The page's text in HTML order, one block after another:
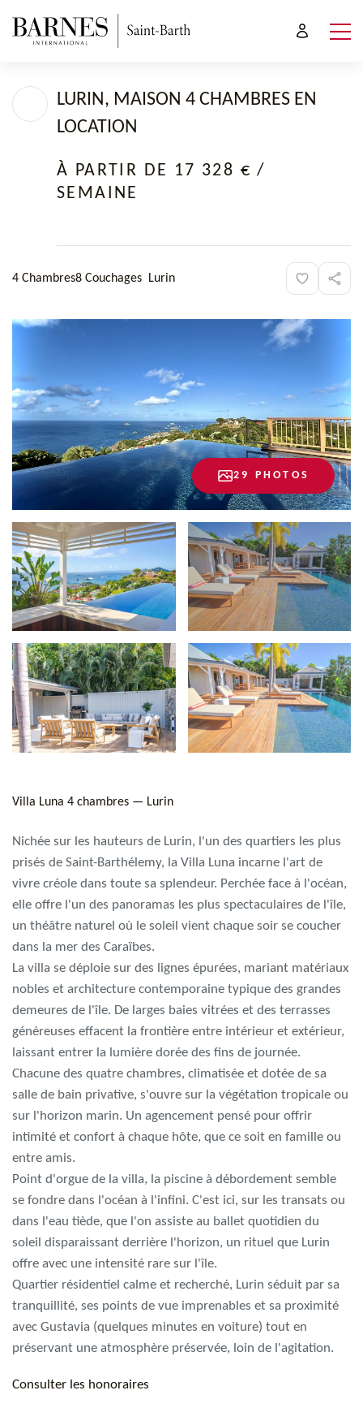
LURIN, MAISON 4 CHAMBRES EN
LOCATION
À PARTIR DE 17 328 €/
SEMAINE
4 Chambres8 Couchages Lurin
29 PHOTOS
Villa Luna 4 chambres — Lurin
Nichée sur les hauteurs de Lurin, l'un des quartiers les plus
prisés de Saint-Barthélemy, la Villa Luna incarne l'art de
vivre créole dans toute sa splendeur. Perchée face à l'océan,
elle offre l'un des panoramas les plus spectaculaires de l'île,
un théâtre naturel où le soleil vient chaque soir se coucher
dans la mer des Caraïbes.
La villa se déploie sur des lignes épurées, mariant matériaux
nobles et architecture contemporaine typique des grandes
demeures de l'île. De larges baies vitrées et des terrasses
généreuses effacent la frontière entre intérieur et extérieur,
laissant entrer la lumière dorée des fins de journée.
Chacune des quatre chambres, climatisée et dotée de sa
salle de bain privative, s'ouvre sur la végétation tropicale ou
sur l'horizon marin. Un agencement pensé pour offrir
intimité et confort à chaque hôte, que ce soit en famille ou
entre amis.
Point d'orgue de la villa, la piscine à débordement semble
se fondre dans l'océan à l'infini. C'est ici, sur les transats ou
dans l'eau tiède, que l'on assiste au ballet quotidien du
soleil disparaissant derrière l'horizon, un rituel que Lurin
offre avec une intensité rare sur l'île.
Quartier résidentiel calme et recherché, Lurin séduit par sa
tranquillité, ses points de vue imprenables et sa proximité
avec Gustavia (quelques minutes en voiture) tout en
préservant une atmosphère préservée, loin de l'agitation.
Consulter les honoraires